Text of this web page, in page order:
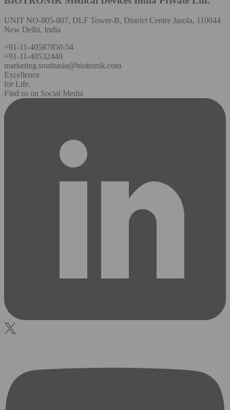
UNIT NO-805-807, DLF Tower-B, District Centre Jasola, 110044
New Delhi, India
+91-11-40587850-54
+91-11-40532440
marketing.southasia@biotronik.com
Excellence
for Life.
Find us on Social Media